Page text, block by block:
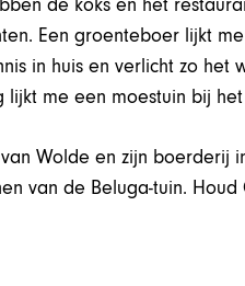
de koks en het
Een groenteboer lijkt
in huis en verlicht zo het
lijkt me een moestuin bij
Wolde en zijn boerderij
van de Beluga-tuin.